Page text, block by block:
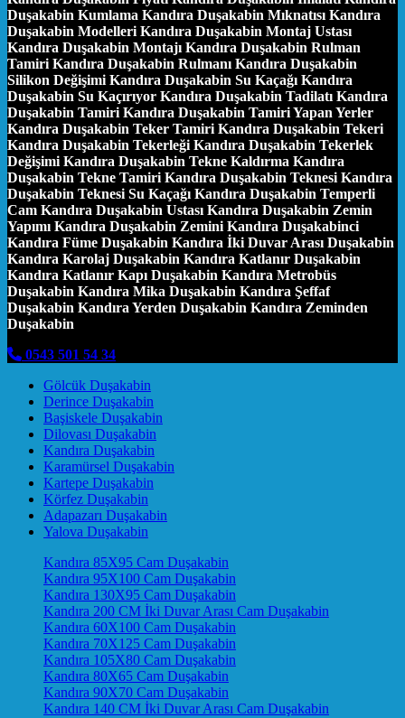
Duşakabin Kumlama Kandıra Duşakabin Mıknatısı Kandıra
Duşakabin Modelleri Kandıra Duşakabin Montaj Ustası
Kandıra Duşakabin Montajı Kandıra Duşakabin Rulman
Tamiri Kandıra Duşakabin Rulmanı Kandıra Duşakabin
Silikon Değişimi Kandıra Duşakabin Su Kaçağı Kandıra
Duşakabin Su Kaçırıyor Kandıra Duşakabin Tadilatı Kandıra
Duşakabin Tamiri Kandıra Duşakabin Tamiri Yapan Yerler
Kandıra Duşakabin Teker Tamiri Kandıra Duşakabin Tekeri
Kandıra Duşakabin Tekerleği Kandıra Duşakabin Tekerlek
Değişimi Kandıra Duşakabin Tekne Kaldırma Kandıra
Duşakabin Tekne Tamiri Kandıra Duşakabin Teknesi Kandıra
Duşakabin Teknesi Su Kaçağı Kandıra Duşakabin Temperli
Cam Kandıra Duşakabin Ustası Kandıra Duşakabin Zemin
Yapımı Kandıra Duşakabin Zemini Kandıra Duşakabinci
Kandıra Füme Duşakabin Kandıra İki Duvar Arası Duşakabin
Kandıra Karolaj Duşakabin Kandıra Katlanır Duşakabin
Kandıra Katlanır Kapı Duşakabin Kandıra Metrobüs
Duşakabin Kandıra Mika Duşakabin Kandıra Şeffaf
Duşakabin Kandıra Yerden Duşakabin Kandıra Zeminden
Duşakabin
0543 501 54 34
Gölcük Duşakabin
Derince Duşakabin
Başiskele Duşakabin
Dilovası Duşakabin
Kandıra Duşakabin
Karamürsel Duşakabin
Kartepe Duşakabin
Körfez Duşakabin
Adapazarı Duşakabin
Yalova Duşakabin
Kandıra 85X95 Cam Duşakabin
Kandıra 95X100 Cam Duşakabin
Kandıra 130X95 Cam Duşakabin
Kandıra 200 CM İki Duvar Arası Cam Duşakabin
Kandıra 60X100 Cam Duşakabin
Kandıra 70X125 Cam Duşakabin
Kandıra 105X80 Cam Duşakabin
Kandıra 80X65 Cam Duşakabin
Kandıra 90X70 Cam Duşakabin
Kandıra 140 CM İki Duvar Arası Cam Duşakabin